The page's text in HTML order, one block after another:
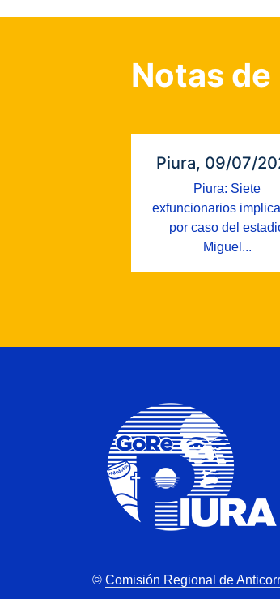
Notas de
Piura, 09/07/
Piura: Siete
exfuncionarios
por caso del
Miguel...
© Comisión Regional de